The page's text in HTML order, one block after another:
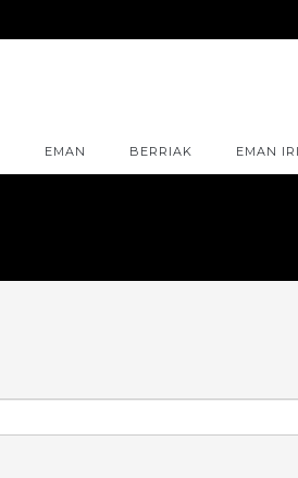
EMAN BERRIAK EMAN